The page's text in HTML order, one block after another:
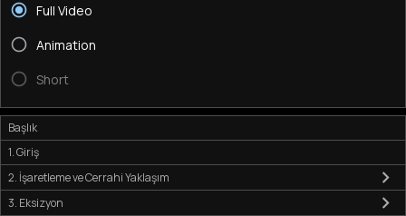
Full Video
Animation
Short
Başlık
1. Giriş
2. İşaretleme ve Cerrahi Yaklaşım
3. Eksizyon